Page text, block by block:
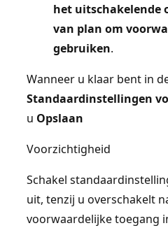
het uitschakelende
van plan om
gebruiken.
Wanneer u klaar bent in
Standaardinstellingen
u Opslaan
Voorzichtigheid
Schakel
uit, tenzij u overschakelt
voorwaardelijke toegang